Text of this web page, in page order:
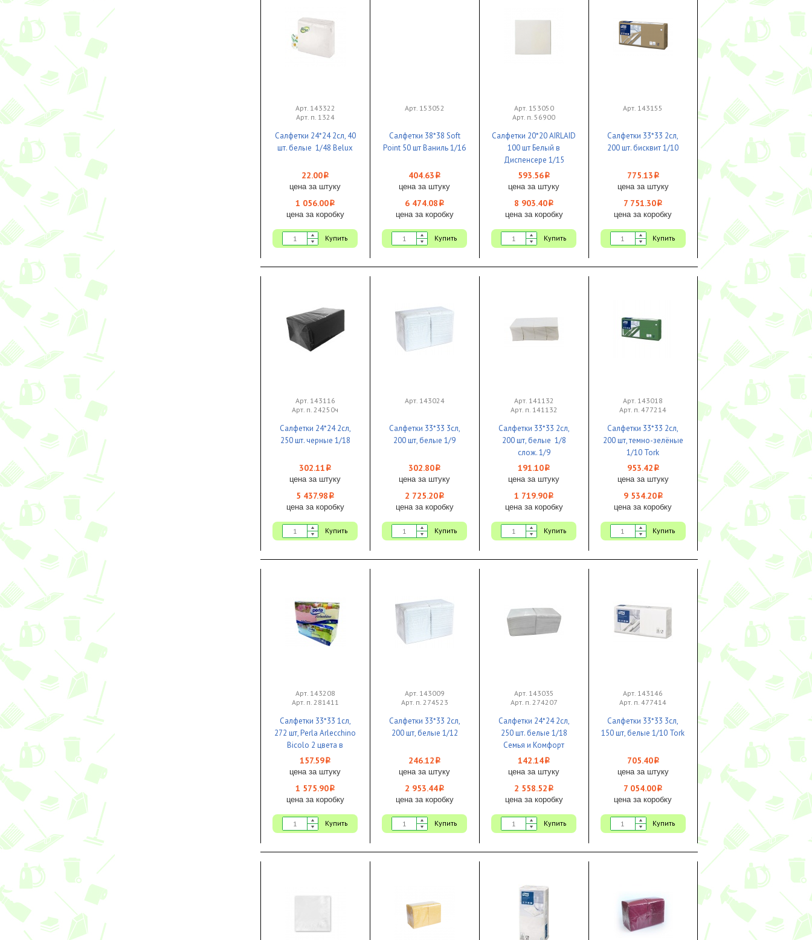
Арт. 143322
Арт. п. 1324
Салфетки 24*24 2сл, 40
шт. белые 1/48 Belux
22.00i
цена за штуку
1 056.00i
цена за коробку
Купить
Арт. 153052
Салфетки 38*38 Soft
Point 50 шт Ваниль 1/16
404.63 i
цена за штуку
6 474.08 i
цена за коробку
Купить
Арт. 153050
Арт. п. 56900
Салфетки 20*20 AIRLAID
100 шт Белый в
Диспенсере 1/15
593.56i
цена за штуку
8 903.40i
цена за коробку
Купить
Арт. 143155
Салфетки 33*33 2сл,
200 шт. бисквит 1/10
775.13 i
цена за штуку
7 751.30i
цена за коробку
Купить
Арт. 143116
Арт. п. 24250ч
Салфетки 24*24 2сл,
250 шт. черные 1/18
302.11 i
цена за штуку
5 437.98 i
цена за коробку
Купить
Арт. 143024
Салфетки 33*33 3сл,
200 шт, белые 1/9
302.80i
цена за штуку
2 725.20i
цена за коробку
Купить
Арт. 141132
Арт. п. 141132
Салфетки 33*33 2сл,
200 шт, белые 1/8
слож. 1/9
191.10i
цена за штуку
1 719.90i
цена за коробку
Купить
Арт. 143018
Арт. п. 477214
Салфетки 33*33 2сл,
200 шт, темно-зелёные
1/10 Tork
953.42 i
цена за штуку
9 534.20i
цена за коробку
Купить
Арт. 143208
Арт. п. 281411
Салфетки 33*33 1сл,
272 шт, Perla Arlecchino
Bicolo 2 цвета в
упаковке 1/10
157.59i
цена за штуку
1 575.90i
цена за коробку
Купить
Арт. 143009
Арт. п. 274523
Салфетки 33*33 2сл,
200 шт, белые 1/12
246.12 i
цена за штуку
2 953.44i
цена за коробку
Купить
Арт. 143035
Арт. п. 274207
Салфетки 24*24 2сл,
250 шт. белые 1/18
Семья и Комфорт
142.14i
цена за штуку
2 558.52 i
цена за коробку
Купить
Арт. 143146
Арт. п. 477414
Салфетки 33*33 3сл,
150 шт, белые 1/10 Tork
705.40i
цена за штуку
7 054.00i
цена за коробку
Купить